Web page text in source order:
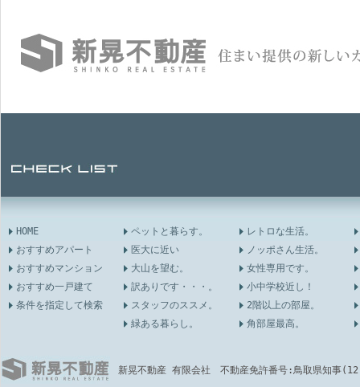
HOME
おすすめアパート
おすすめマンション
おすすめ一戸建て
条件を指定して検索
ペットと暮らす。
医大に近い
大山を望む。
訳ありです・・・。
スタッフのススメ。
緑ある暮らし。
レトロな生活。
ノッポさん生活。
女性専用です。
小中学校近し！
2階以上の部屋。
角部屋最高。
新晃不動産 有限会社 不動産免許番号:鳥取県知事